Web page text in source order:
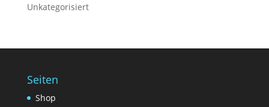
Unkategorisiert
Seiten
Shop